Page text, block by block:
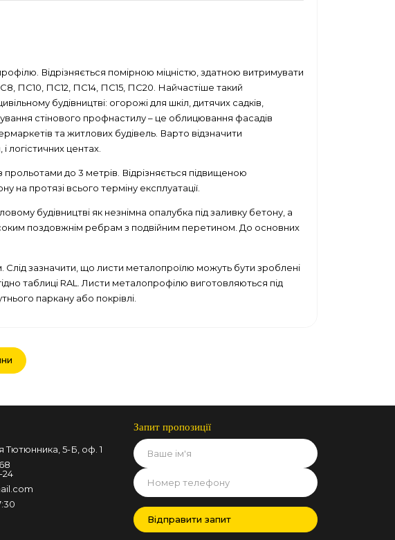
Відрізняється помірною міцністю, здатною витримувати
ПС10, ПС12, ПС14, ПС15, ПС20. Найчастіше такий
будівництві: огорожі для шкіл, дитячих садків,
стінового профнастилу – це облицювання фасадів
та житлових будівель. Варто відзначити
логістичних центах.
до 3 метрів. Відрізняється підвищеною
протязі всього терміну експлуатації.
будівництві як незнімна опалубка під заливку бетону, а
поздовжнім ребрам з подвійним перетином. До основних
зазначити, що листи металопроїлю можуть бути зроблені
таблиці RAL. Листи металопрофілю виготовляються під
паркану або покрівлі.
Тютюнника, 5-Б, оф. 1
24
Запит пропозиції